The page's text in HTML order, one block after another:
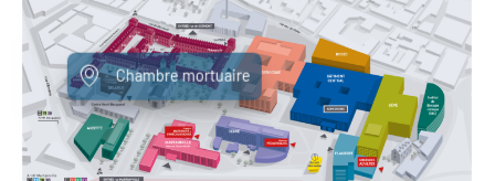
Chambre mortuaire